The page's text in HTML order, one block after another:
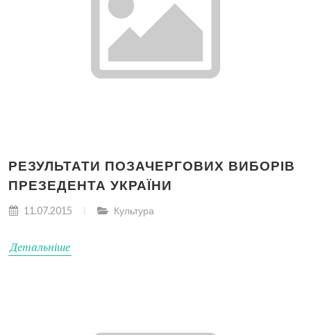
РЕЗУЛЬТАТИ ПОЗАЧЕРГОВИХ ВИБОРІВ
ПРЕЗЕДЕНТА УКРАЇНИ
11.07.2015 Культура
Детальніше